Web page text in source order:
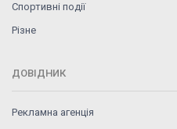
Спортивні події
Різне
ДОВІДНИК
Рекламна агенція